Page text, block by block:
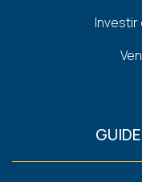
Investir